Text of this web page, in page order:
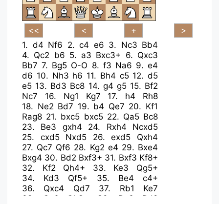
1. d4 Nf6 2. c4 e6 3. Nc3 Bb4
4. Qc2 b6 5. a3 Bxc3+ 6. Qxc3
Bb7 7. Bg5 O-O 8. f3 Na6 9. e4
d6 10. Nh3 h6 11. Bh4 c5 12. d5
e5 13. Bd3 Bc8 14. g4 g5 15. Bf2
Nc7
16. Ng1 Kg7 17. h4
Rh8
18. Ne2 Bd7 19. b4 Qe7 20. Kf1
Rag8 21. bxc5 bxc5 22. Qa5 Bc8
23. Be3 gxh4 24. Rxh4
Ncxd5
25. cxd5 Nxd5 26.exd5
Qxh4
27. Qc7 Qf6 28. Kg2 e4 29. Bxe4
Bxg4 30. Bd2 Bxf3+ 31. Bxf3 Kf8+
32. Kf2 Qh4+ 33. Ke3
Qg5+
34. Kd3 Qf5+ 35. Be4
c4+
36. Qxc4 Qd7 37. Rb1
Ke7
38.
Qc6 Qh3+ 39. Be3
Rd8